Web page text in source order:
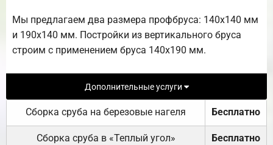
Мы предлагаем два размера профбруса: 140х140 мм
и 190х140 мм. Постройки из вертикального бруса
строим с применением бруса 140х190 мм.
Дополнительные услуги
Сборка сруба на березовые нагеля Бесплатно
Сборка сруба в «Теплый угол» Бесплатно